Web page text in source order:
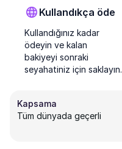
Kullandıkça öde
Kullandığınız kadar
ödeyin ve kalan
bakiyeyi sonraki
seyahatiniz için saklayın.
Kapsama
Tüm dünyada geçerli